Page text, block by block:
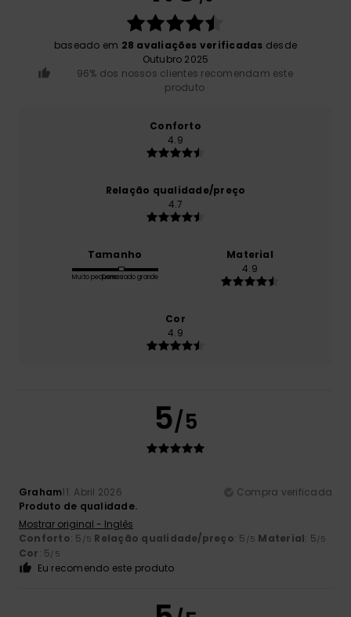
baseado em 28 avaliações verificadas desde
Outubro 2025
96% dos nossos clientes recomendam este
produto
Conforto
4.9
Relação qualidade/preço
4.7
Tamanho
Muito pequenoDemasiado grande
Material
4.9
Cor
4.9
5/5
Graham11. Abril 2026
Compra verificada
Produto de qualidade.
Mostrar original - Inglês
Conforto: 5 /5 Relação qualidade/preço: 5 /5 Material: 5/5
Cor: 5/5
Eu recomendo este produto